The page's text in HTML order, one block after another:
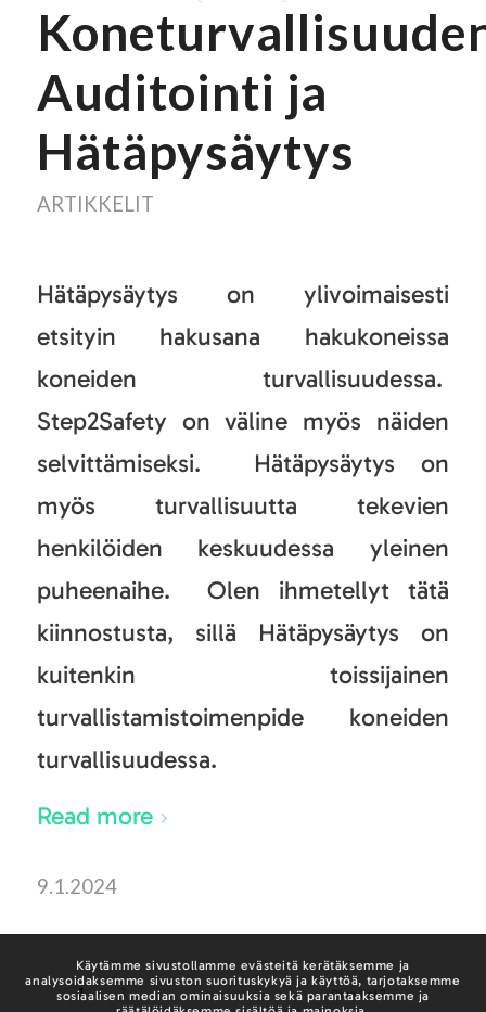
Auditointi ja
Hätäpysäytys
ARTIKKELIT
Hätäpysäytys on ylivoimaisesti
etsityin hakusana hakukoneissa
koneiden turvallisuudessa.
Step2Safety on väline myös näiden
selvittämiseksi. Hätäpysäytys on
myös turvallisuutta tekevien
henkilöiden keskuudessa yleinen
puheenaihe. Olen ihmetellyt tätä
kiinnostusta, sillä Hätäpysäytys on
kuitenkin toissijainen
turvallistamistoimenpide koneiden
turvallisuudessa.
Read more
9.1.2024
Page 1 of 2
1 2
Käytämme sivustollamme evästeitä kerätäksemme ja
analysoidaksemme sivuston suorituskykyä ja käyttöä, tarjotaksemme
sosiaalisen median ominaisuuksia sekä parantaaksemme ja